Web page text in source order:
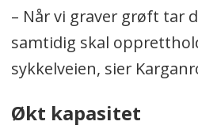
– Når vi graver grøft tar
samtidig skal
sykkelveien, sier
Økt kapasitet